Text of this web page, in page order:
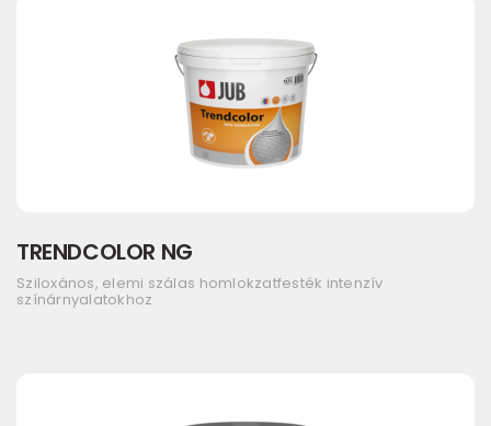
TRENDCOLOR NG
Sziloxános, elemi szálas homlokzatfesték intenzív
színárnyalatokhoz